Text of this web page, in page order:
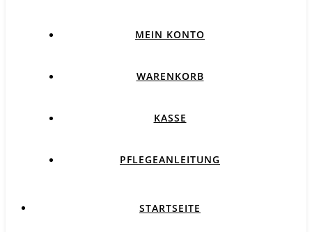
MEIN KONTO
WARENKORB
KASSE
PFLEGEANLEITUNG
STARTSEITE